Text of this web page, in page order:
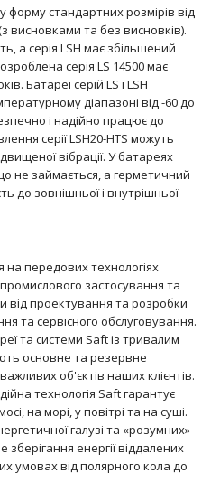
SAFT LS 26500 CNR C
LS 26500 CNR C є літієм-
Li-SOCL2 елементом ..
LS 26500 plus C STD
форму стандартних розмірів від
висновками та без висновків).
а серія LSH має збільшений
серія LS 14500 має
Батареї серій LS і LSH
діапазоні від -60 до
і надійно працює до
серії LSH20-HTS можуть
вібрації. У батареях
не займається, а герметичний
до зовнішньої і внутрішньої
на передових технологіях
застосування та
від проектування та розробки
та сервісного обслуговування.
та системи Saft із тривалим
основне та резервне
об'єктів наших клієнтів.
технологія Saft гарантує
на морі, у повітрі та на суші.
галузі та «розумних»
енергії віддалених
умовах від полярного кола до